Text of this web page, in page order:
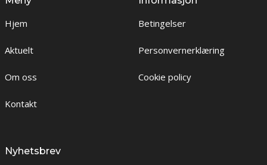
Hjem
Aktuelt
Om oss
Kontakt
Betingelser
Personvernerklæring
Cookie policy
Nyhetsbrev